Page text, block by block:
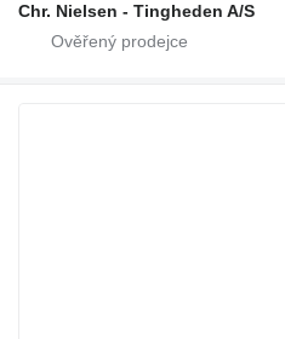
Chr. Nielsen - Tingheden A/S